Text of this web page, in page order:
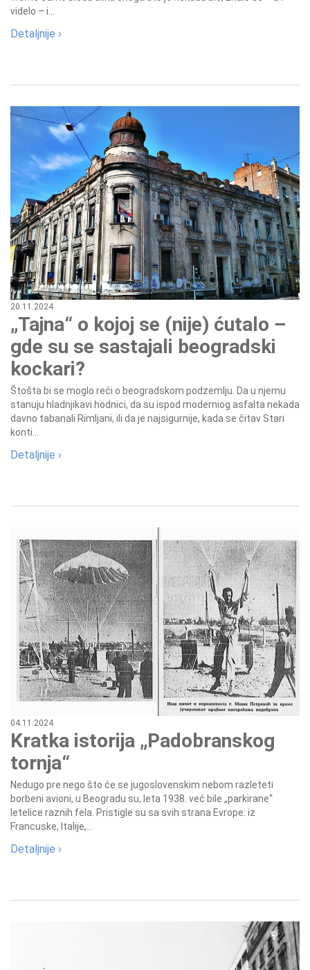
videlo – i...
Detaljnije ›
20.11.2024
„Tajna“ o kojoj se (nije) ćutalo –
gde su se sastajali beogradski
kockari?
Štošta bi se moglo reći o beogradskom podzemlju. Da u njemu
stanuju hladnjikavi hodnici, da su ispod moderniog asfalta nekada
davno tabanali Rimljani, ili da je najsigurnije, kada se čitav Stari
konti...
Detaljnije ›
04.11.2024
Kratka istorija „Padobranskog
tornja“
Nedugo pre nego što će se jugoslovenskim nebom razleteti
borbeni avioni, u Beogradu su, leta 1938. već bile „parkirane“
letelice raznih fela. Pristigle su sa svih strana Evrope: iz
Francuske, Italije,...
Detaljnije ›